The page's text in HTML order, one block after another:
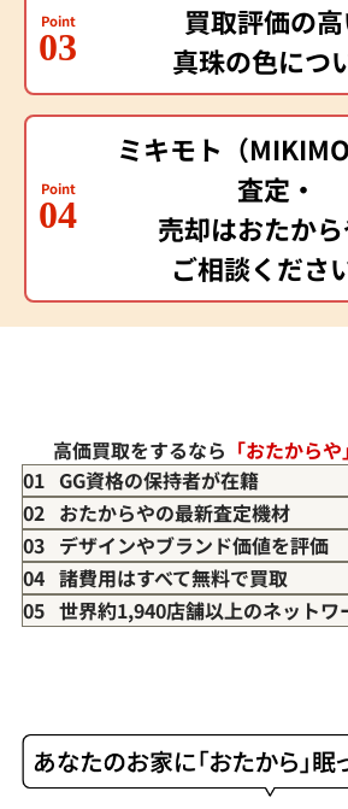
Point
03
買取評価の
真珠の色につ
Point
04
ミキモト（
査定・
売却はおたか
ご相談くださ
高価買取をするなら 「おたから
01 GG資格の保持者が在籍
02 おたからやの最新査定機材
03 デザインやブランド価値を評価
04 諸費用はすべて無料で買取
05 世界約1,940店舗以上のネットワ